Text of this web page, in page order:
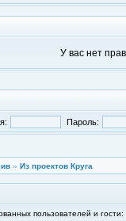
У вас нет
Пароль:
» Из проектов Круга
пользователей и гости: